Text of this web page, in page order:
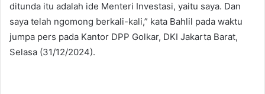
ditunda itu adalah ide Menteri Investasi, yaitu saya. Dan
saya telah ngomong berkali-kali,” kata Bahlil pada waktu
jumpa pers pada Kantor DPP Golkar, DKI Jakarta Barat,
Selasa (31/12/2024).